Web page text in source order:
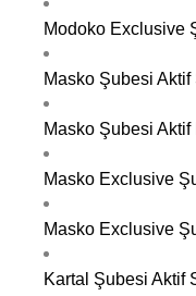
Modoko Exclusive
Masko Şubesi
Masko Şubesi
Masko Exclusive
Masko Exclusive
Kartal Şubesi Aktif